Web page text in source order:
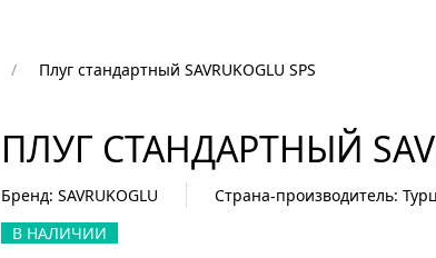
Плуг стандартный SAVRUKOGLU SPS
ПЛУГ СТАНДАРТНЫЙ
Бренд: SAVRUKOGLU
Страна-производитель:
В НАЛИЧИИ